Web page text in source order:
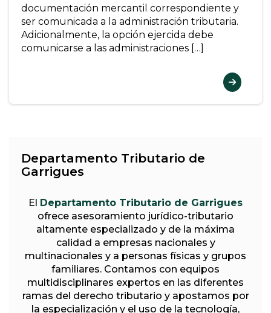
documentación mercantil correspondiente y
ser comunicada a la administración tributaria.
Adicionalmente, la opción ejercida debe
comunicarse a las administraciones […]
Departamento Tributario de
Garrigues
El Departamento Tributario de Garrigues
ofrece asesoramiento jurídico-tributario
altamente especializado y de la máxima
calidad a empresas nacionales y
multinacionales y a personas físicas y grupos
familiares. Contamos con equipos
multidisciplinares expertos en las diferentes
ramas del derecho tributario y apostamos por
la especialización y el uso de la tecnología,